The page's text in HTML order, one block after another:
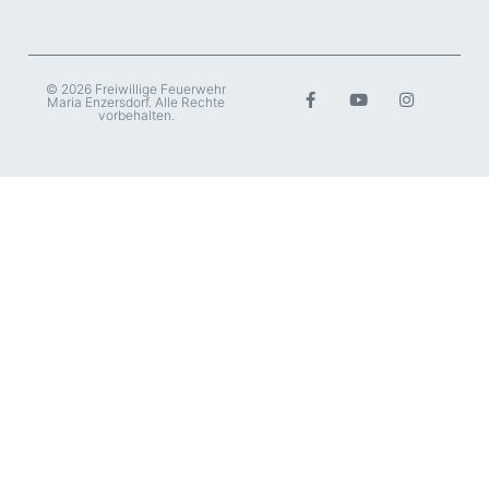
© 2026 Freiwillige Feuerwehr
Maria Enzersdorf. Alle Rechte
vorbehalten.